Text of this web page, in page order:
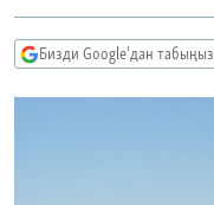
ЭКСПЕРТТЕР ТАЛДАЙТ
ӨЗГӨЧӨ ПИКИР
Бизди Google'дан табыңыз